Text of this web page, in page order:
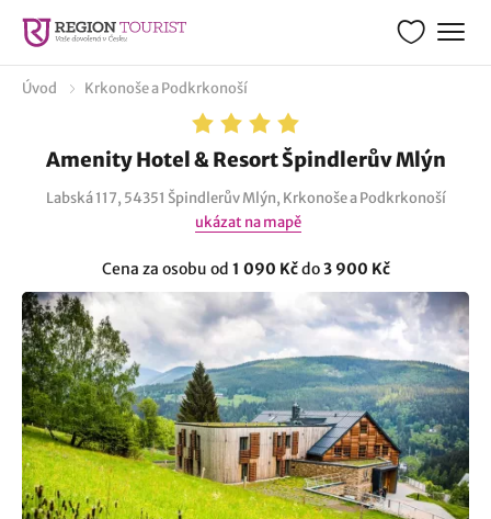
Úvod Krkonoše a Podkrkonoší
Amenity Hotel & Resort Špindlerův Mlýn
Labská 117, 54351 Špindlerův Mlýn, Krkonoše a Podkrkonoší
ukázat na mapě
Cena za osobu od 1 090 Kčdo3 900 Kč